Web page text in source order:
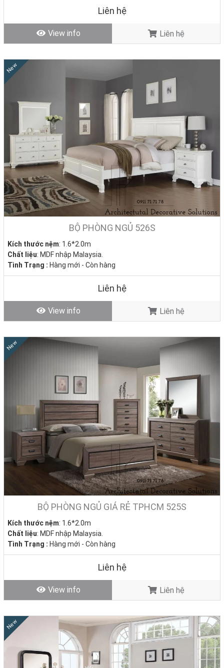
Liên hệ
View info Liên hệ
New
BỘ PHÒNG NGỦ 526S
Kích thước nệm: 1.6*2.0m
Chất liệu: MDF nhập Malaysia.
Tình Trạng : Hàng mới - Còn hàng
Liên hệ
View info Liên hệ
New
BỘ PHÒNG NGỦ GIÁ RẺ TPHCM 525S
Kích thước nệm: 1.6*2.0m
Chất liệu: MDF nhập Malaysia.
Tình Trạng : Hàng mới - Còn hàng
Liên hệ
View info Liên hệ
New